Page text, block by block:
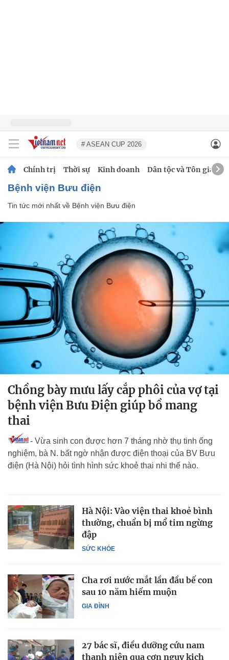
# ASEAN CUP 2026
Chính trị Thời sự Kinh doanh Dân tộc và Tôn giáo
Bệnh viện Bưu điện
Tin tức mới nhất về Bệnh viện Bưu điện
Chồng bày mưu lấy cắp phôi của vợ tại
bệnh viện Bưu Điện giúp bồ mang
thai
- Vừa sinh con được hơn 7 tháng nhờ thụ tinh ống
nghiệm, bà N. bất ngờ nhận được điện thoại của BV Bưu
điện (Hà Nội) hỏi tình hình sức khoẻ thai nhi thế nào.
SỨC KHỎE
Hà Nội: Vào viện thai khoẻ bình
thường, chuẩn bị mổ tim ngừng
đập
GIA ĐÌNH
Cha rơi nước mắt lần đầu bế con
sau 10 năm hiếm muộn
27 bác sĩ, điều dưỡng cứu nam
thanh niên qua cơn nguy kịch